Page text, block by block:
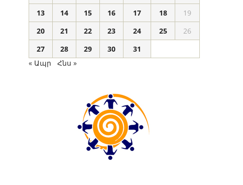
13
14 15 16 17 18
19
20
21 22 23 24 25
26
27
28 29 30
31
« Ապր
Հնս »